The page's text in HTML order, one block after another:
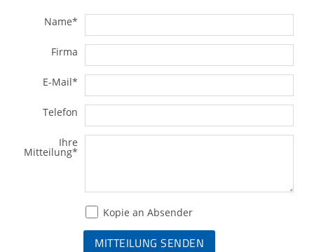
Name*
Firma
E-Mail*
Telefon
Ihre
Mitteilung*
Kopie an Absender
MITTEILUNG SENDEN